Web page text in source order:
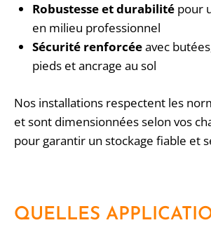
Robustesse et durabilitépour
en milieu professionnel
Sécurité renforcéeavec
pieds et ancrage au sol
Nos installations respectent les
et sont dimensionnées selon vos
pour garantir un stockage fiable et
QUELLES